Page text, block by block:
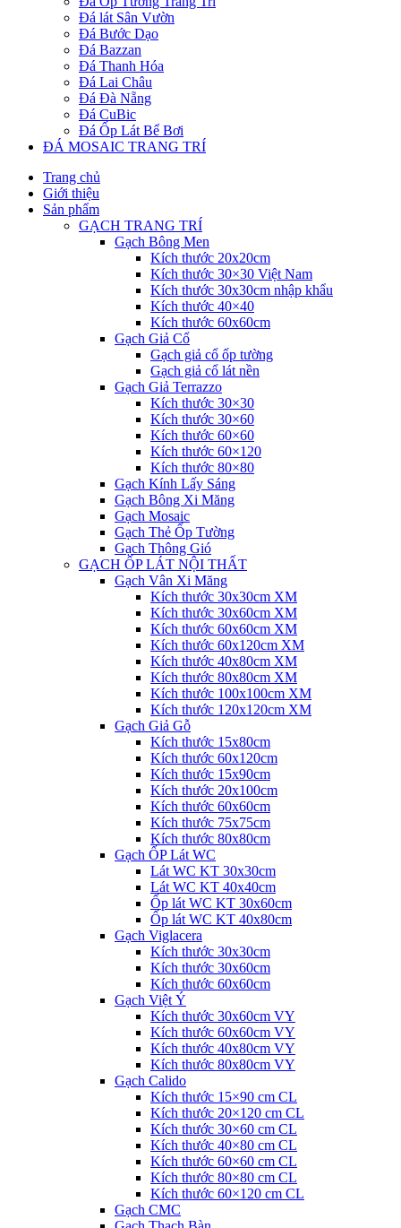
Đá lát Sân Vườn
Đá Bước Dạo
Đá Bazzan
Đá Thanh Hóa
Đá Lai Châu
Đá Đà Nẵng
Đá CuBic
Đá Ốp Lát Bể Bơi
ĐÁ MOSAIC TRANG TRÍ
Trang chủ
Giới thiệu
Sản phẩm
GẠCH TRANG TRÍ
Gạch Bông Men
Kích thước 20x20cm
Kích thước 30×30 Việt Nam
Kích thước 30x30cm nhập khẩu
Kích thước 40×40
Kích thước 60x60cm
Gạch Giả Cổ
Gạch giả cổ ốp tường
Gạch giả cổ lát nền
Gạch Giả Terrazzo
Kích thước 30×30
Kích thước 30×60
Kích thước 60×60
Kích thước 60×120
Kích thước 80×80
Gạch Kính Lấy Sáng
Gạch Bông Xi Măng
Gạch Mosaic
Gạch Thẻ Ốp Tường
Gạch Thông Gió
GẠCH ỐP LÁT NỘI THẤT
Gạch Vân Xi Măng
Kích thước 30x30cm XM
Kích thước 30x60cm XM
Kích thước 60x60cm XM
Kích thước 60x120cm XM
Kích thước 40x80cm XM
Kích thước 80x80cm XM
Kích thước 100x100cm XM
Kích thước 120x120cm XM
Gạch Giả Gỗ
Kích thước 15x80cm
Kích thước 60x120cm
Kích thước 15x90cm
Kích thước 20x100cm
Kích thước 60x60cm
Kích thước 75x75cm
Kích thước 80x80cm
Gạch ỐP Lát WC
Lát WC KT 30x30cm
Lát WC KT 40x40cm
Ốp lát WC KT 30x60cm
Ốp lát WC KT 40x80cm
Gạch Viglacera
Kích thước 30x30cm
Kích thước 30x60cm
Kích thước 60x60cm
Gạch Việt Ý
Kích thước 30x60cm VY
Kích thước 60x60cm VY
Kích thước 40x80cm VY
Kích thước 80x80cm VY
Gạch Calido
Kích thước 15×90 cm CL
Kích thước 20×120 cm CL
Kích thước 30×60 cm CL
Kích thước 40×80 cm CL
Kích thước 60×60 cm CL
Kích thước 80×80 cm CL
Kích thước 60×120 cm CL
Gạch CMC